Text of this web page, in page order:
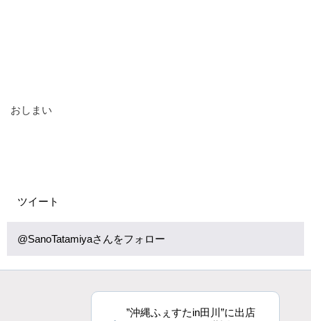
おしまい
ツイート
@SanoTatamiyaさんをフォロー
”沖縄ふぇすたin田川”に出店